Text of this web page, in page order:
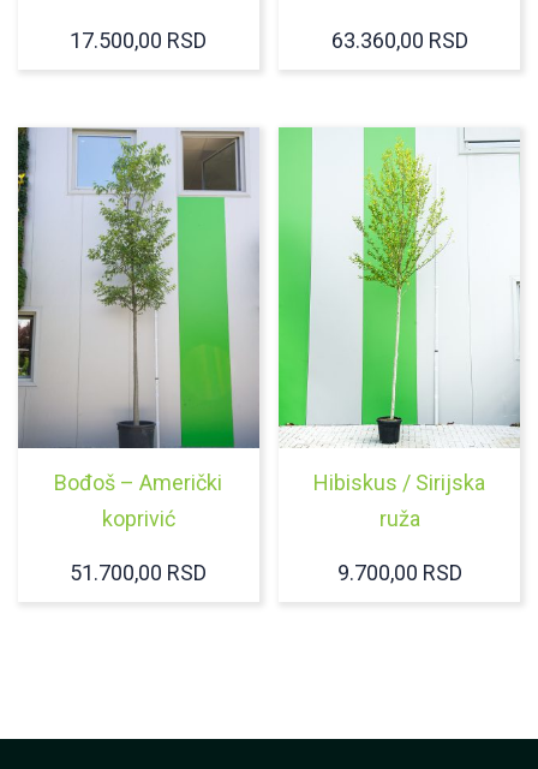
17.500,00 RSD 63.360,00 RSD
Bođoš – Američki
koprivić
51.700,00 RSD
Hibiskus / Sirijska
ruža
9.700,00 RSD